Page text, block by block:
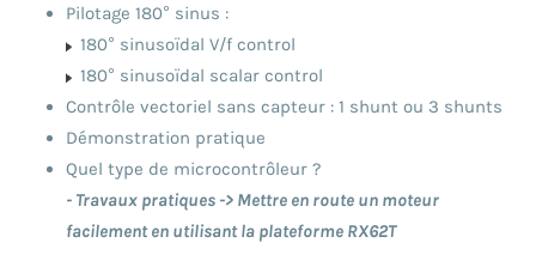
Pilotage 180° sinus :
180° sinusoïdal V/f control
180° sinusoïdal scalar control
Contrôle vectoriel sans capteur : 1 shunt ou 3 shunts
Démonstration pratique
Quel type de microcontrôleur ?
- Travaux pratiques -> Mettre en route un moteur
facilement en utilisant la plateforme RX62T